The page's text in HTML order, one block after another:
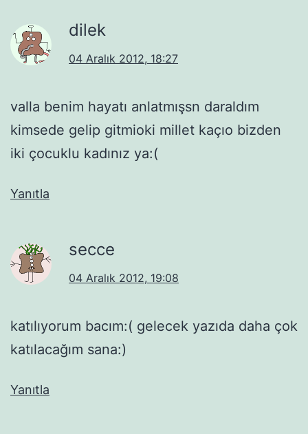
dilek
04 Aralık 2012, 18:27
valla benim hayatı anlatmışsn daraldım
kimsede gelip gitmioki millet kaçıo bizden
iki çocuklu kadınız ya:(
Yanıtla
secce
04 Aralık 2012, 19:08
katılıyorum bacım:( gelecek yazıda daha çok
katılacağım sana:)
Yanıtla